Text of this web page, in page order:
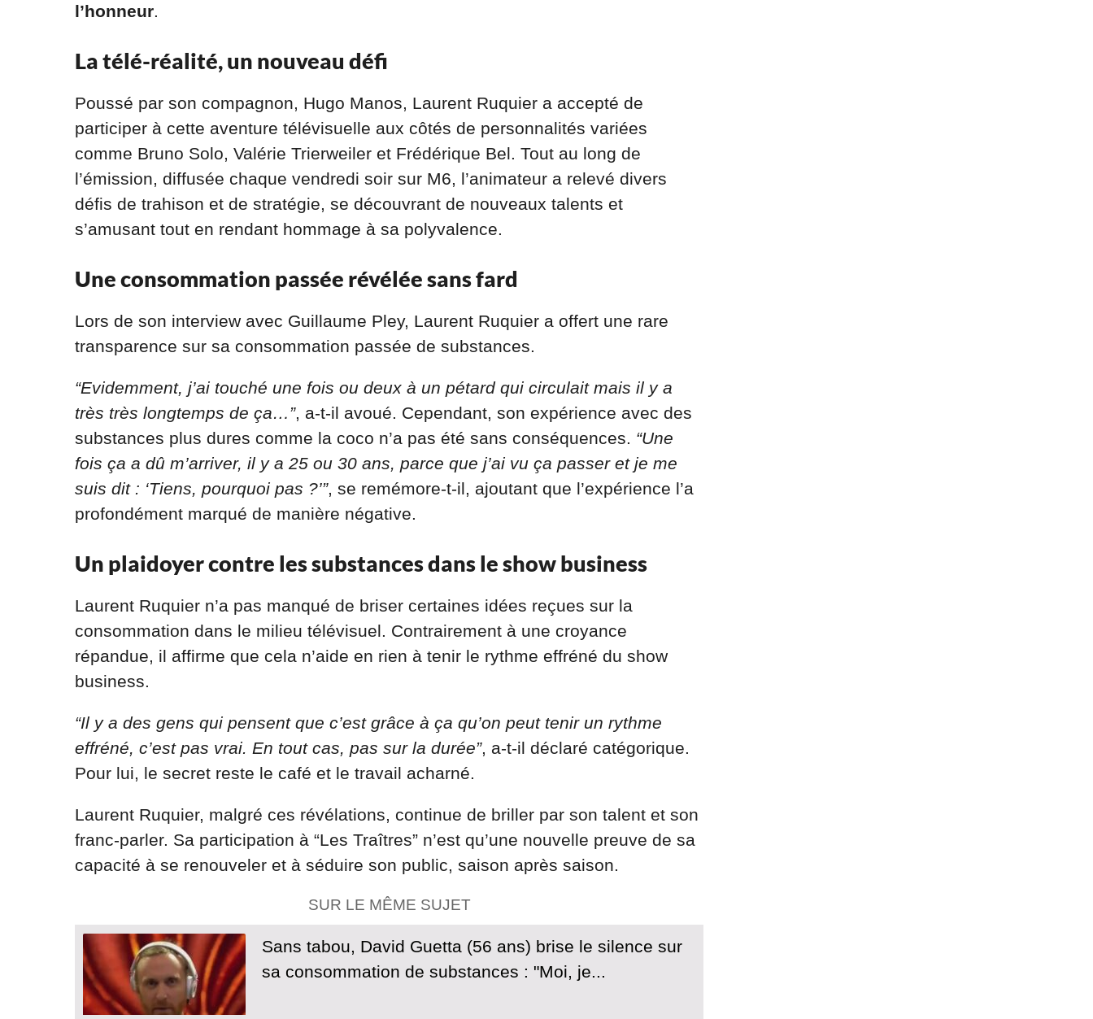
l’honneur
La télé-réalité, un nouveau défi
Poussé par son compagnon, Hugo Manos, Laurent Ruquier a accepté de
participer à cette aventure télévisuelle aux côtés de personnalités variées
comme Bruno Solo, Valérie Trierweiler et Frédérique Bel. Tout au long de
l’émission, diffusée chaque vendredi soir sur M6, l’animateur a relevé divers
défis de trahison et de stratégie, se découvrant de nouveaux talents et
s’amusant tout en rendant hommage à sa polyvalence.
Une consommation passée révélée sans fard
Lors de son interview avec Guillaume Pley, Laurent Ruquier a offert une rare
transparence sur sa consommation passée de substances.
“Evidemment, j’ai touché une fois ou deux à un pétard qui circulait mais il y a
très très longtemps de ça…”, a-t-il avoué. Cependant, son expérience avec des
substances plus dures comme la coco n’a pas été sans conséquences. “Une
fois ça a dû m’arriver, il y a 25 ou 30 ans, parce que j’ai vu ça passer et je me
suis dit : ‘Tiens, pourquoi pas ?’”, se remémore-t-il, ajoutant que l’expérience l’a
profondément marqué de manière négative.
Un plaidoyer contre les substances dans le show business
Laurent Ruquier n’a pas manqué de briser certaines idées reçues sur la
consommation dans le milieu télévisuel. Contrairement à une croyance
répandue, il affirme que cela n’aide en rien à tenir le rythme effréné du show
business.
“Il y a des gens qui pensent que c’est grâce à ça qu’on peut tenir un rythme
effréné, c’est pas vrai. En tout cas, pas sur la durée”, a-t-il déclaré catégorique.
Pour lui, le secret reste le café et le travail acharné.
Laurent Ruquier, malgré ces révélations, continue de briller par son talent et son
franc-parler. Sa participation à “Les Traîtres” n’est qu’une nouvelle preuve de sa
capacité à se renouveler et à séduire son public, saison après saison.
SUR LE MÊME SUJET
Sans tabou, David Guetta (56 ans) brise le silence sur
sa consommation de substances : "Moi, je...